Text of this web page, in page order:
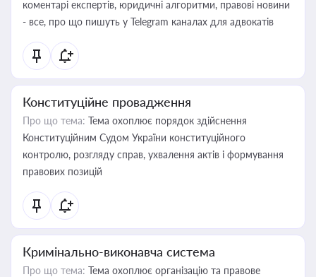
коментарі експертів, юридичні алгоритми, правові новини
- все, про що пишуть у Telegram каналах для адвокатів
Конституційне провадження
Про що тема: Тема охоплює порядок здійснення
Конституційним Судом України конституційного
контролю, розгляду справ, ухвалення актів і формування
правових позицій
Кримінально-виконавча система
Про що тема: Тема охоплює організацію та правове